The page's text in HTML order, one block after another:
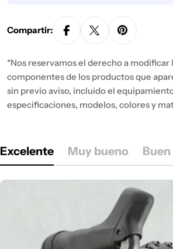
Compartir:
*Nos reservamos el derecho a modificar
componentes de los productos que
sin previo aviso, incluido el
especificaciones, modelos, colores y
Excelente Muy bueno